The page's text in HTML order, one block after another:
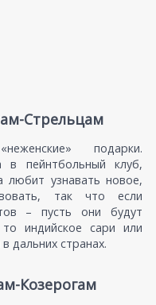
Стрельцам
подарки.
в пейнтбольный клуб,
любит узнавать новое,
так что если
– пусть они будут
индийское сари или
дальних странах.
Козерогам